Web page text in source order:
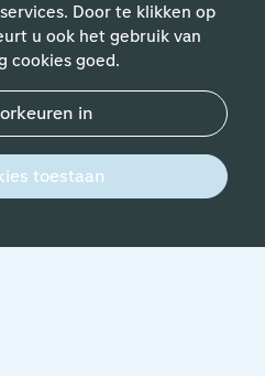
Door te klikken op
u ook het gebruik van
cookies goed.
in
toestaan